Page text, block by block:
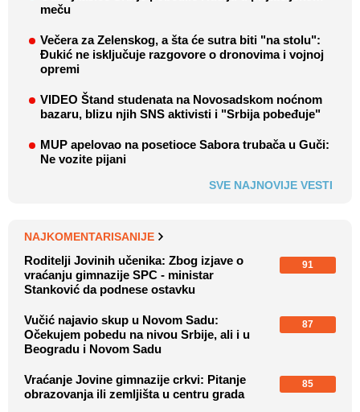
meču
Večera za Zelenskog, a šta će sutra biti "na stolu":
Đukić ne isključuje razgovore o dronovima i vojnoj
opremi
VIDEO Štand studenata na Novosadskom noćnom
bazaru, blizu njih SNS aktivisti i "Srbija pobeđuje"
MUP apelovao na posetioce Sabora trubača u Guči:
Ne vozite pijani
SVE NAJNOVIJE VESTI
NAJKOMENTARISANIJE
Roditelji Jovinih učenika: Zbog izjave o
vraćanju gimnazije SPC - ministar
Stanković da podnese ostavku
91
Vučić najavio skup u Novom Sadu:
Očekujem pobedu na nivou Srbije, ali i u
Beogradu i Novom Sadu
87
Vraćanje Jovine gimnazije crkvi: Pitanje
obrazovanja ili zemljišta u centru grada
85